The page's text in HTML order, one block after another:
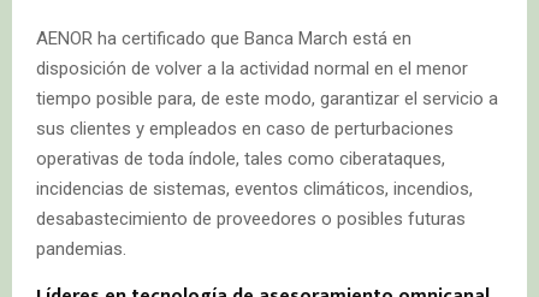
AENOR ha certificado que Banca March está en
disposición de volver a la actividad normal en el menor
tiempo posible para, de este modo, garantizar el servicio a
sus clientes y empleados en caso de perturbaciones
operativas de toda índole, tales como ciberataques,
incidencias de sistemas, eventos climáticos, incendios,
desabastecimiento de proveedores o posibles futuras
pandemias.